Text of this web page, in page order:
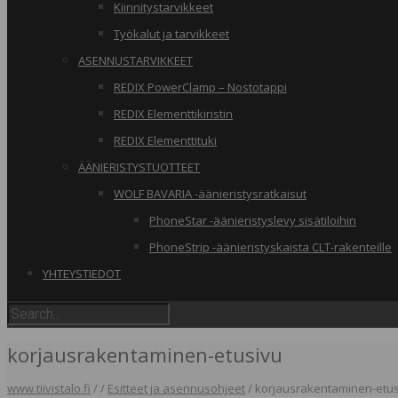
Kiinnitystarvikkeet
Työkalut ja tarvikkeet
ASENNUSTARVIKKEET
REDIX PowerClamp – Nostotappi
REDIX Elementtikiristin
REDIX Elementtituki
ÄÄNIERISTYSTUOTTEET
WOLF BAVARIA -äänieristysratkaisut
PhoneStar -äänieristyslevy sisätiloihin
PhoneStrip -äänieristyskaista CLT-rakenteille
YHTEYSTIEDOT
korjausrakentaminen-etusivu
www.tiivistalo.fi // Esitteet ja asennusohjeet/ korjausrakentaminen-